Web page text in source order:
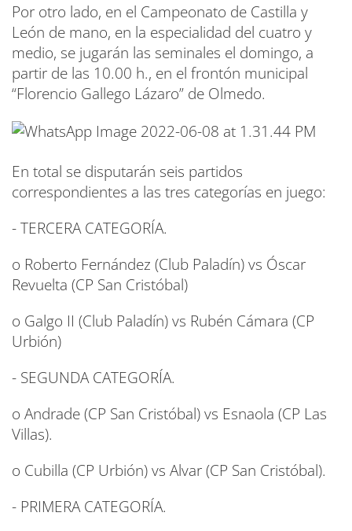
Por otro lado, en el Campeonato de Castilla y
León de mano, en la especialidad del cuatro y
medio, se jugarán las seminales el domingo, a
partir de las 10.00 h., en el frontón municipal
“Florencio Gallego Lázaro” de Olmedo.
En total se disputarán seis partidos
correspondientes a las tres categorías en juego:
- TERCERA CATEGORÍA.
o Roberto Fernández (Club Paladín) vs Óscar
Revuelta (CP San Cristóbal)
o Galgo II (Club Paladín) vs Rubén Cámara (CP
Urbión)
- SEGUNDA CATEGORÍA.
o Andrade (CP San Cristóbal) vs Esnaola (CP Las
Villas).
o Cubilla (CP Urbión) vs Alvar (CP San Cristóbal).
- PRIMERA CATEGORÍA.